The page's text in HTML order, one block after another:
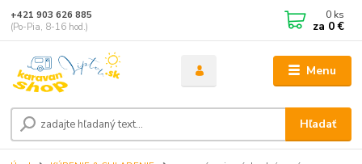
Menu
Hľadať
+421 903 626 885
(Po-Pia, 8-16 hod.)
0 ks
za 0 €